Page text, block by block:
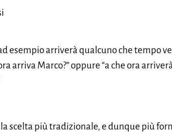
esempio arriverà qualcuno che tempo
arriva Marco?” oppure “a che ora
scelta più tradizionale, e dunque più